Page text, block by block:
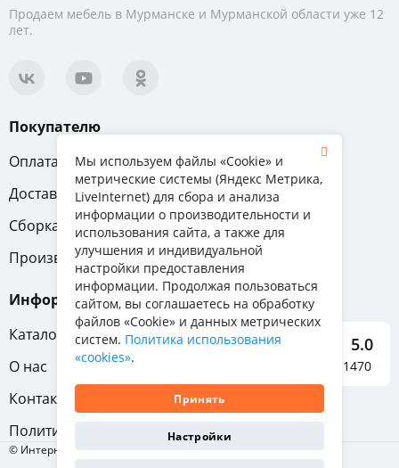
Продаем мебель в Мурманске и Мурманской области уже 12
лет.
Покупателю
Оплата
Вопрос-ответ
Доставка
Обмен и возврат
Сборка
Гарантия
Производители
Информация
Каталог мебели
О нас
Контакты
Политика конфиденциальности
5.0
Отзывы о нас 1470
© Интернет-магазин «Отличная мебель», 2011-2026
Мы используем файлы «Cookie» и
метрические системы (Яндекс Метрика,
LiveInternet) для сбора и анализа
информации о производительности и
использования сайта, а также для
улучшения и индивидуальной
настройки предоставления
информации. Продолжая пользоваться
сайтом, вы соглашаетесь на обработку
файлов «Cookie» и данных метрических
систем. Политика использования
«cookies».
Принять
Настройки